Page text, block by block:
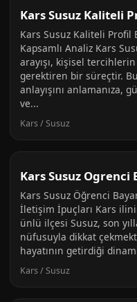
Kars Susuz Kaliteli
Kars Susuz Kaliteli
Kapsamlı Analiz Kars
arayışı, kişisel
gerektiren bir süreçtir.
anlayışını anlamanıza,
ve...
Kars / Susuz
Kars Susuz Ogrenci
Kars Susuz Öğrenci
İletişim İpuçları Kars
ünlü ilçesi Susuz, son
nüfusuyla dikkat
hayatının getirdiği
Kars / Susuz